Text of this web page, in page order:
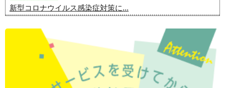
新型コロナウイルス感染症対策に...